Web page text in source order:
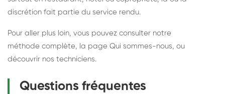
discrétion fait partie du service rendu.
Pour aller plus loin, vous pouvez consulter notre
méthode complète, la page Qui sommes-nous, ou
découvrir nos techniciens.
Questions fréquentes